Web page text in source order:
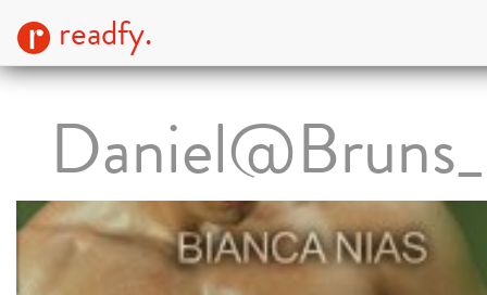
readfy.